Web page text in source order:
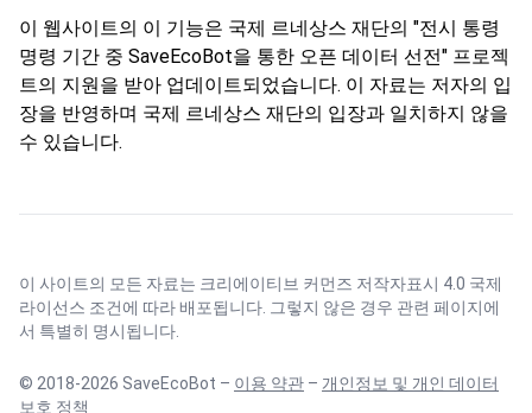
이 웹사이트의 이 기능은 국제 르네상스 재단의 "전시 통령
명령 기간 중 SaveEcoBot을 통한 오픈 데이터 선전" 프로젝
트의 지원을 받아 업데이트되었습니다. 이 자료는 저자의 입
장을 반영하며 국제 르네상스 재단의 입장과 일치하지 않을
수 있습니다.
이 사이트의 모든 자료는 크리에이티브 커먼즈 저작자표시 4.0 국제
라이선스 조건에 따라 배포됩니다. 그렇지 않은 경우 관련 페이지에
서 특별히 명시됩니다.
© 2018-2026 SaveEcoBot – 이용 약관 – 개인정보 및 개인 데이터
보호 정책